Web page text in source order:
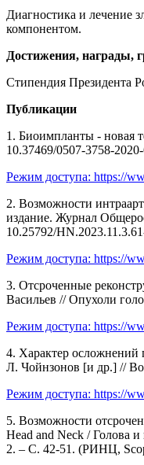
Диагностика и лечение
компонентом.
Достижения, награды,
Стипендия Президента
Публикации
1. Биоимпланты - новая
10.37469/0507-3758-
Режим доступа: https://
2. Возможности
издание. Журнал
10.25792/
Режим доступа: https://
3. Отсроченные
Васильев // Опухоли
Режим доступа: https://
4. Характер осложнений
Л. Чойнзонов [и др.] //
Режим доступа: https://
5. Возможности
Head and Neck / Голова
2. – С. 42-51. (РИНЦ,